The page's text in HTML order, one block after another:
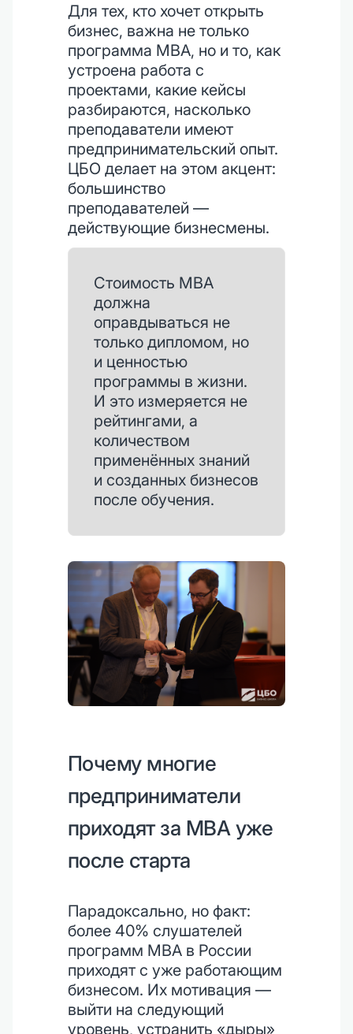
Для тех, кто хочет открыть
бизнес, важна не только
программа MBA, но и то, как
устроена работа с
проектами, какие кейсы
разбираются, насколько
преподаватели имеют
предпринимательский опыт.
ЦБО делает на этом акцент:
большинство
преподавателей —
действующие бизнесмены.
Стоимость MBA
должна
оправдываться не
только дипломом, но
и ценностью
программы в жизни.
И это измеряется не
рейтингами, а
количеством
применённых знаний
и созданных бизнесов
после обучения.
Почему многие
предприниматели
приходят за MBA уже
после старта
Парадоксально, но факт:
более 40% слушателей
программ MBA в России
приходят с уже работающим
бизнесом. Их мотивация —
выйти на следующий
уровень, устранить «дыры»